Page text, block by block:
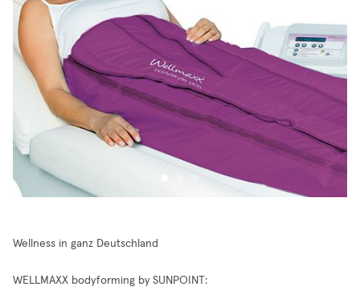
Wellness in ganz Deutschland
WELLMAXX bodyforming by SUNPOINT: